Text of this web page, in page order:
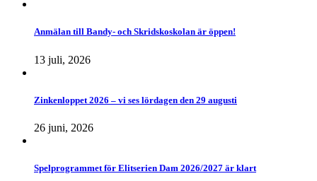
Anmälan till Bandy- och Skridskoskolan är öppen!
13 juli, 2026
Zinkenloppet 2026 – vi ses lördagen den 29 augusti
26 juni, 2026
Spelprogrammet för Elitserien Dam 2026/2027 är klart